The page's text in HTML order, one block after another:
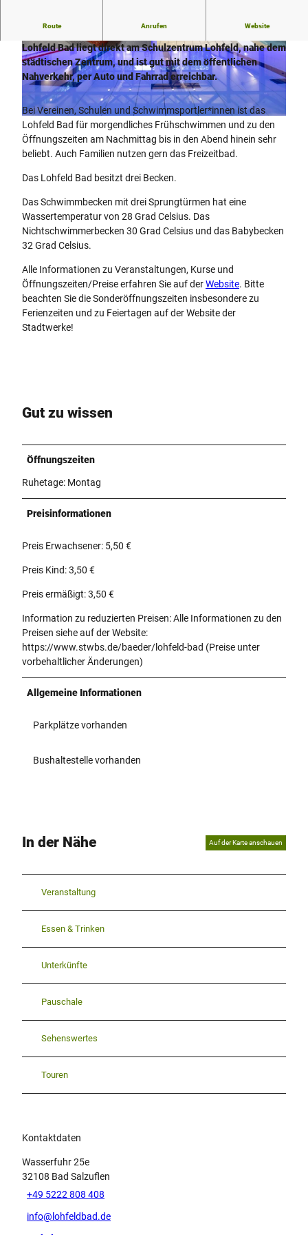
© Stadtwerke Bad Salzuflen GmbH | CC-BY-SA
© Stadtwerke Bad Salzuflen GmbH |
CC-BY-SA
© Stadtwerke Bad Salzuflen GmbH |
CC-BY-SA
Route Anrufen Website
Lohfeld Bad liegt direkt am Schulzentrum Lohfeld, nahe dem
städtischen Zentrum, und ist gut mit dem öffentlichen
Nahverkehr, per Auto und Fahrrad erreichbar.
Bei Vereinen, Schulen und Schwimmsportler*innen ist das
Lohfeld Bad für morgendliches Frühschwimmen und zu den
Öffnungszeiten am Nachmittag bis in den Abend hinein sehr
beliebt. Auch Familien nutzen gern das Freizeitbad.
Das Lohfeld Bad besitzt drei Becken.
Das Schwimmbecken mit drei Sprungtürmen hat eine
Wassertemperatur von 28 Grad Celsius. Das
Nichtschwimmerbecken 30 Grad Celsius und das Babybecken
32 Grad Celsius.
Alle Informationen zu Veranstaltungen, Kurse und
Öffnungszeiten/Preise erfahren Sie auf derWebsite. Bitte
beachten Sie die Sonderöffnungszeiten insbesondere zu
Ferienzeiten und zu Feiertagen auf der Website der
Stadtwerke!
Gut zu wissen
Öffnungszeiten
Ruhetage: Montag
Preisinformationen
Preis Erwachsener: 5,50 €
Preis Kind: 3,50 €
Preis ermäßigt: 3,50 €
Information zu reduzierten Preisen: Alle Informationen zu den
Preisen siehe auf der Website:
https://www.stwbs.de/baeder/lohfeld-bad (Preise unter
vorbehaltlicher Änderungen)
Allgemeine Informationen
Parkplätze vorhanden
Bushaltestelle vorhanden
In der Nähe Auf der Karte anschauen
Veranstaltung
Essen & Trinken
Unterkünfte
Pauschale
Sehenswertes
Touren
Kontaktdaten
Wasserfuhr 25e
32108 Bad Salzuflen
+49 5222 808 408
info@lohfeldbad.de